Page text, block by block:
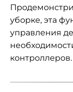
уборке, эта
управления
контроллеров.